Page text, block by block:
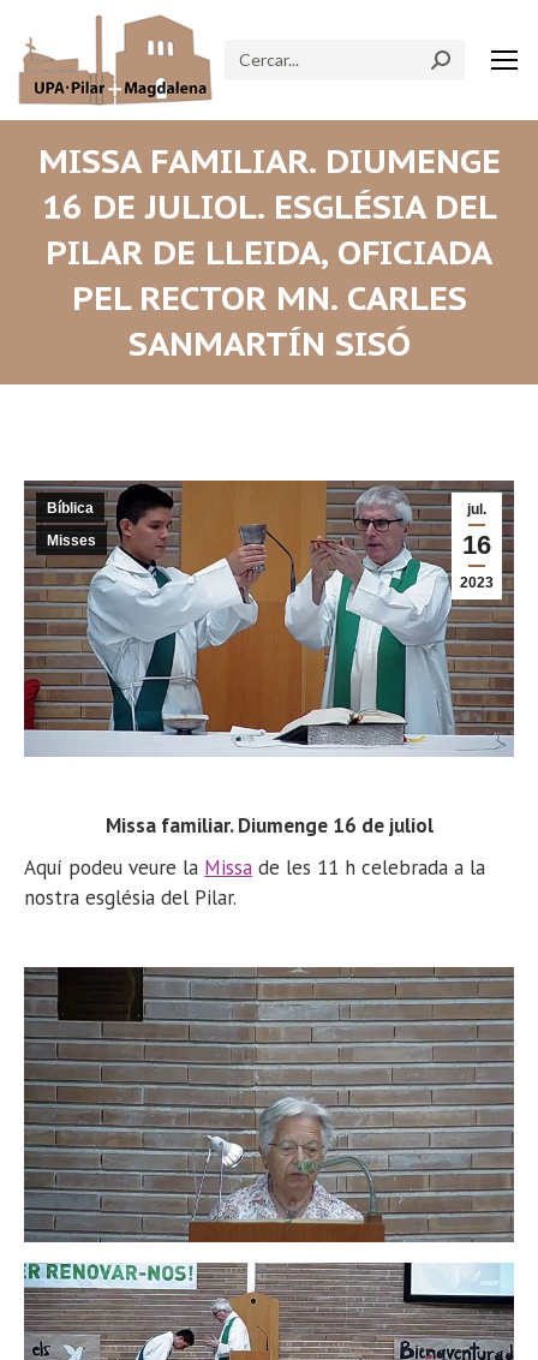
Search:
MISSA FAMILIAR. DIUMENGE
16 DE JULIOL. ESGLÉSIA DEL
PILAR DE LLEIDA, OFICIADA
PEL RECTOR MN. CARLES
SANMARTÍN SISÓ
jul.
16
2023
Bíblica
Misses
Missa familiar. Diumenge 16 de juliol
Aquí podeu veure la Missa de les 11 h celebrada a la
nostra església del Pilar.